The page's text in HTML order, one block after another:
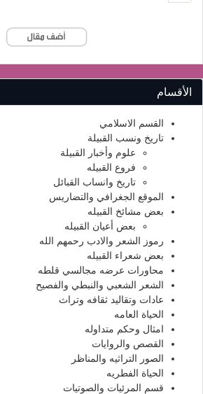
الأقسام
القسم الاسلامي
تاريخ ونسب القبيلة
علوم وأخبار القبيلة
فروع القبيله
تاريخ وانساب القبائل
الموقع الجغرافي والتضاريس
بعض مشائخ القبيله
بعض أعيان القبيله
رموز الشعر والادب رحمهم الله
بعض شعراء القبيله
محاورات عرضه مجالسي قلطه
الشعر الشعبي والنبطي والفصيح
عادات وتقاليد ثقافه وتراث
الحياة العامه
امثال وحكم متداوله
القصص والروايات
الصور التراثيه والمناظر
الحياة الفطريه
قسم المرئيات والصوتيات